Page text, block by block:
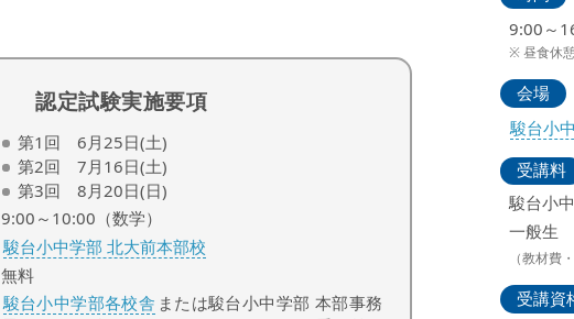
認定試験実施要項
第1回 6月25日(土)
第2回 7月16日(土)
第3回 8月20日(日)
9:00～10:00（数学）
駿台小中学部 北大前本部校
無料
駿台小中学部各校舎 または駿台小中学部 本部事務
9:00～
昼食休
会場
駿台小
受講料
駿台小
一般生
（教材費
受講資